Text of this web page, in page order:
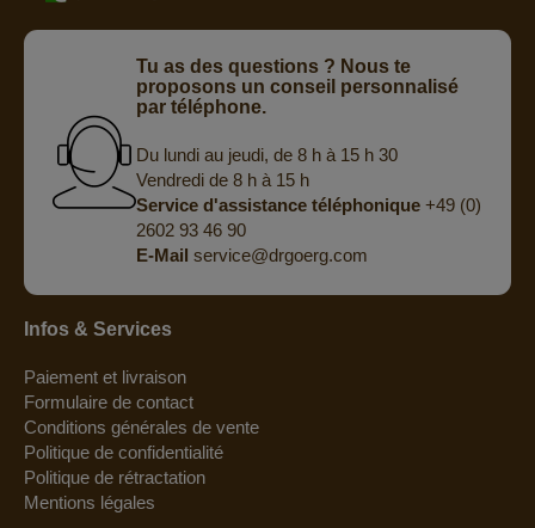
Tu as des questions ? Nous te
proposons un conseil personnalisé
par téléphone.
Du lundi au jeudi, de 8 h à 15 h 30
Vendredi de 8 h à 15 h
Service d'assistance téléphonique+49 (0)
2602 93 46 90
E-Mail service@drgoerg.com
Infos & Services
Paiement et livraison
Formulaire de contact
Conditions générales de vente
Politique de confidentialité
Politique de rétractation
Mentions légales